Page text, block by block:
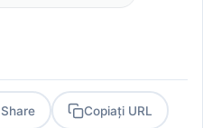
Share Copiați URL